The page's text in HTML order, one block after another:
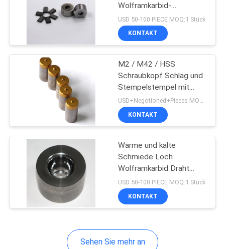
Umformgesenke
43
Die-Schneidemesser
Wolframkarbid-
Schmiedepressen
Schwarz und Gelb
USD 50-100 PIECE MOQ:1 Stück
KONTAKT
M2 / M42 / HSS
Schraubkopf Schlag und
Stempelstempel mit
langer Lebensdauer
USD+Negotioned+Pieces MOQ:10 Stück/Stück
KONTAKT
Warme und kalte
Schmiede Loch
Wolframkarbid Draht
Zeichnung stirbt für
Schmiede Maschine
USD 50-100 PIECE MOQ:1 Stück
KONTAKT
Sehen Sie mehr an